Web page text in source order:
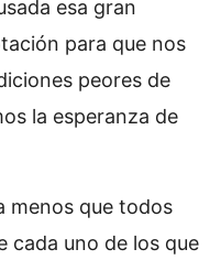
esa gran
para que nos
peores de
la esperanza de
menos que todos
cada uno de los que